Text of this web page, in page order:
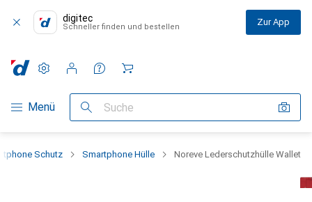
digitec
Schneller finden und bestellen Zur App
Navigation nach Kategorien
Menü Suche
Einstellungen
Kundenkonto
Vergleichslisten
Merklisten
Warenkorb
Schutz Smartphone Hülle Noreve Lederschutzhülle Wallet